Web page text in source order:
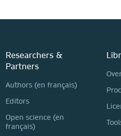
Researchers &
Partners
Authors (en français)
Editors
Open science (en
français)